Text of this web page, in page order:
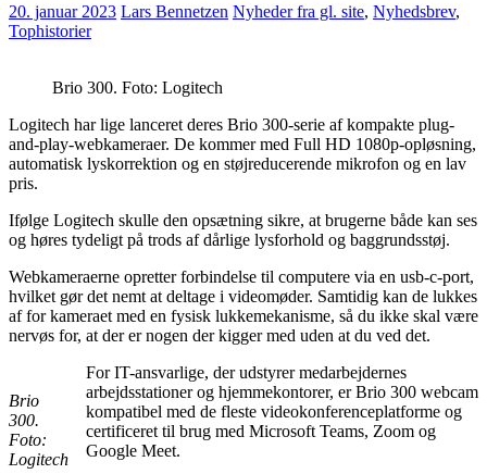
20. januar 2023 Lars Bennetzen Nyheder fra gl. site, Nyhedsbrev,
Tophistorier
Brio 300. Foto: Logitech
Logitech har lige lanceret deres Brio 300-serie af kompakte plug-
and-play-webkameraer. De kommer med Full HD 1080p-opløsning,
automatisk lyskorrektion og en støjreducerende mikrofon og en lav
pris.
Ifølge Logitech skulle den opsætning sikre, at brugerne både kan ses
og høres tydeligt på trods af dårlige lysforhold og baggrundsstøj.
Webkameraerne opretter forbindelse til computere via en usb-c-port,
hvilket gør det nemt at deltage i videomøder. Samtidig kan de lukkes
af for kameraet med en fysisk lukkemekanisme, så du ikke skal være
nervøs for, at der er nogen der kigger med uden at du ved det.
Brio
300.
Foto:
Logitech
For IT-ansvarlige, der udstyrer medarbejdernes
arbejdsstationer og hjemmekontorer, er Brio 300 webcam
kompatibel med de fleste videokonferenceplatforme og
certificeret til brug med Microsoft Teams, Zoom og
Google Meet.